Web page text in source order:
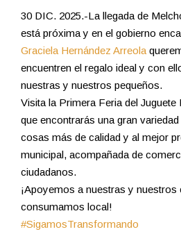
30 DIC. 2025.-La llegada de
está próxima y en el gobierno
Graciela Hernández Arreola
encuentren el regalo ideal y con
nuestras y nuestros pequeños.
Visita la Primera Feria del Juguete
que encontrarás una gran
cosas más de calidad y al mejor
municipal, acompañada de
ciudadanos.
¡Apoyemos a nuestras y nuestros
consumamos local!
#SigamosTransformando